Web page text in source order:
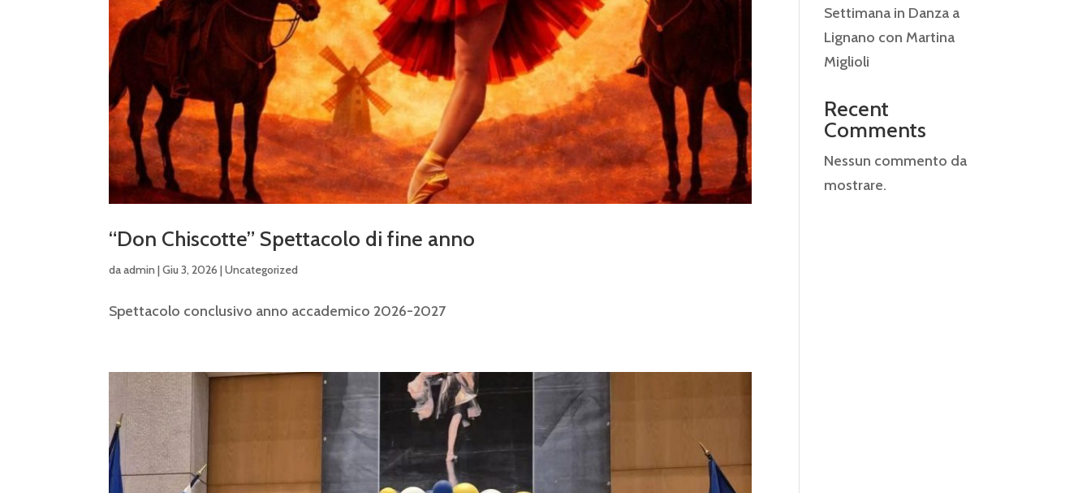
“Don Chiscotte” Spettacolo di fine anno
daadmin |Giu 3, 2026 |Uncategorized
Spettacolo conclusivo anno accademico 2026-2027
Settimana in Danza a
Lignano con Martina
Miglioli
Recent
Comments
Nessun commento da
mostrare.